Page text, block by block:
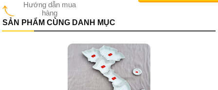
Hướng dẫn mua
hàng
SẢN PHẨM CÙNG DANH MỤC
Bộ đĩa hoa mặt trời - MTA004 - Đường kính 55cm -
Giá bán: 1,350,000 đ
Giá gốc: 1,550,000 đ